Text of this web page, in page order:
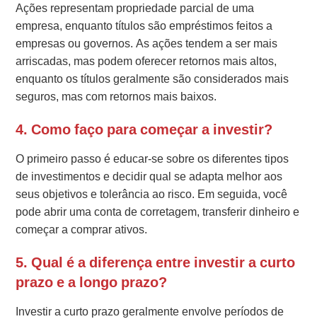
Ações representam propriedade parcial de uma
empresa, enquanto títulos são empréstimos feitos a
empresas ou governos. As ações tendem a ser mais
arriscadas, mas podem oferecer retornos mais altos,
enquanto os títulos geralmente são considerados mais
seguros, mas com retornos mais baixos.
4. Como faço para começar a investir?
O primeiro passo é educar-se sobre os diferentes tipos
de investimentos e decidir qual se adapta melhor aos
seus objetivos e tolerância ao risco. Em seguida, você
pode abrir uma conta de corretagem, transferir dinheiro e
começar a comprar ativos.
5. Qual é a diferença entre investir a curto
prazo e a longo prazo?
Investir a curto prazo geralmente envolve períodos de